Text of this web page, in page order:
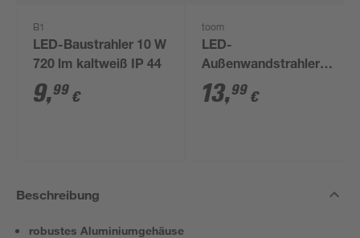
B1
LED-Baustrahler 10 W
720 lm kaltweiß IP 44
9,99 €
toom
LED-
Außenwandstrahler
1450 lm
tageslichtweiß IP 65
13,99 €
Beschreibung
robustes Aluminiumgehäuse